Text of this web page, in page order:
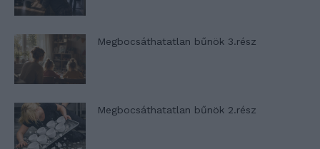
Megbocsáthatatlan bűnök 3.rész
Megbocsáthatatlan bűnök 2.rész